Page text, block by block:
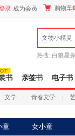
录 成为会员 购物车
文物小精灵
热搜: 白狼星
书 亲签书 电子书
文学 青春文学
童 女小童